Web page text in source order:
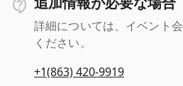
詳細については、イベント
ください。
+1(863) 420-9919